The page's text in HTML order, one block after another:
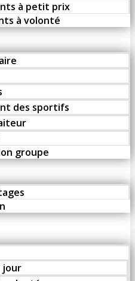
à petit prix
à volonté
des sportifs
groupe
jour